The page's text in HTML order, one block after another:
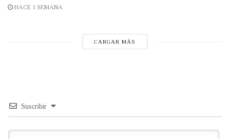
HACE 1 SEMANA
CARGAR MÁS
Suscribir